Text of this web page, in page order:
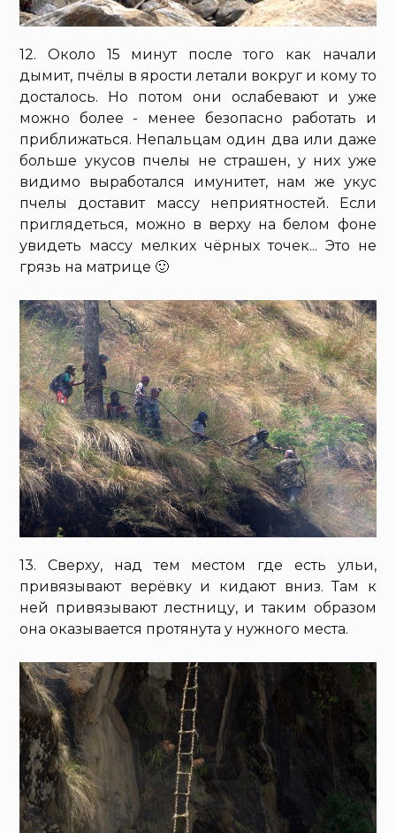
12. Около 15 минут после того как начали
дымит, пчёлы в ярости летали вокруг и кому то
досталось. Но потом они ослабевают и уже
можно более - менее безопасно работать и
приближаться. Непальцам один два или даже
больше укусов пчелы не страшен, у них уже
видимо выработался имунитет, нам же укус
пчелы доставит массу неприятностей. Если
приглядеться, можно в верху на белом фоне
увидеть массу мелких чёрных точек... Это не
грязь на матрице 🙂
13. Сверху, над тем местом где есть ульи,
привязывают верёвку и кидают вниз. Там к
ней привязывают лестницу, и таким образом
она оказывается протянута у нужного места.